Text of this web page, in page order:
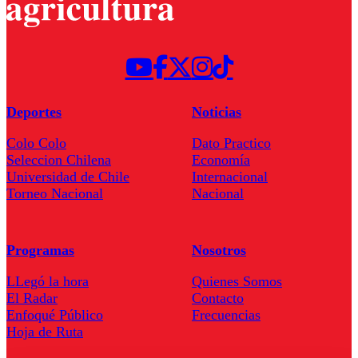
Deportes
Colo Colo
Seleccion Chilena
Universidad de Chile
Torneo Nacional
Noticias
Dato Practico
Economía
Internacional
Nacional
Programas
LLegó la hora
El Radar
Enfoqué Público
Hoja de Ruta
Nosotros
Quienes Somos
Contacto
Frecuencias